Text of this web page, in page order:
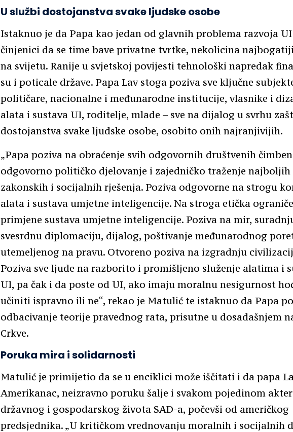
U službi dostojanstva svake ljudske osobe
Istaknuo je da Papa kao jedan od glavnih problema razvoja
činjenici da se time bave privatne tvrtke, nekolicina
na svijetu. Ranije u svjetskoj povijesti tehnološki napredak
su i poticale države. Papa Lav stoga poziva sve ključne
političare, nacionalne i međunarodne institucije, vlasnike i
alata i sustava UI, roditelje, mlade – sve na dijalog u svrhu
dostojanstva svake ljudske osobe, osobito onih najranjivijih.
„Papa poziva na obraćenje svih odgovornih društvenih
odgovorno političko djelovanje i zajedničko traženje najboljih
zakonskih i socijalnih rješenja. Poziva odgovorne na strogu
alata i sustava umjetne inteligencije. Na stroga etička
primjene sustava umjetne inteligencije. Poziva na mir,
svesrdnu diplomaciju, dijalog, poštivanje međunarodnog
utemeljenog na pravu. Otvoreno poziva na izgradnju
Poziva sve ljude na razborito i promišljeno služenje alatima i
UI, pa čak i da poste od UI, ako imaju moralnu nesigurnost
učiniti ispravno ili ne“, rekao je Matulić te istaknuo da Papa
odbacivanje teorije pravednog rata, prisutne u dosadašnjem
Crkve.
Poruka mira i solidarnosti
Matulić je primijetio da se u enciklici može iščitati i da papa
Amerikanac, neizravno poruku šalje i svakom pojedinom
državnog i gospodarskog života SAD-a, počevši od američkog
predsjednika. „U kritičkom vrednovanju moralnih i socijalnih